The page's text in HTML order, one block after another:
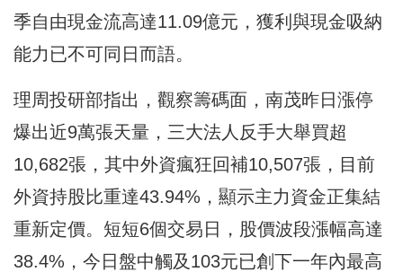
季自由現金流高達11.09億元，獲利與現金吸納
能力已不可同日而語。
理周投研部指出，觀察籌碼面，南茂昨日漲停
爆出近9萬張天量，三大法人反手大舉買超
10,682張，其中外資瘋狂回補10,507張，目前
外資持股比重達43.94%，顯示主力資金正集結
重新定價。短短6個交易日，股價波段漲幅高達
38.4%，今日盤中觸及103元已創下一年內最高